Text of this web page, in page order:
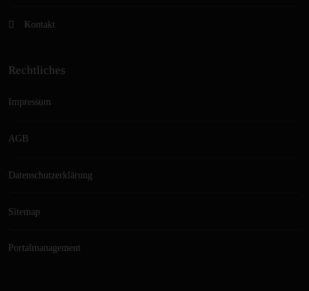
Kontakt
Rechtliches
Impressum
AGB
Datenschutzerklärung
Sitemap
Portalmanagement